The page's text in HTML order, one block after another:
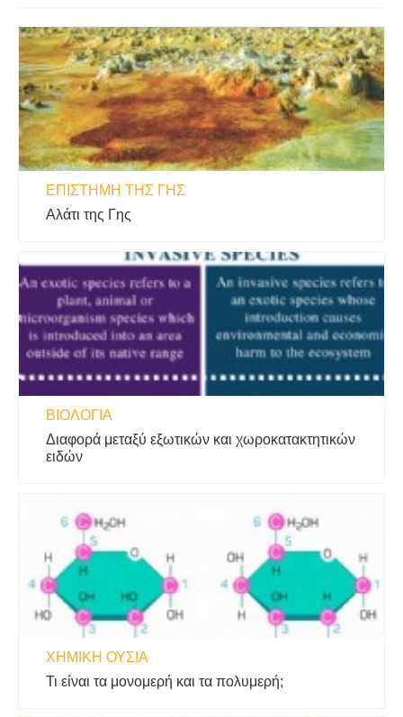
ΕΠΙΣΤΉΜΗ ΤΗΣ ΓΗΣ
Αλάτι της Γης
ΒΙΟΛΟΓΊΑ
Διαφορά μεταξύ εξωτικών και χωροκατακτητικών
ειδών
ΧΗΜΙΚΉ ΟΥΣΊΑ
Τι είναι τα μονομερή και τα πολυμερή;